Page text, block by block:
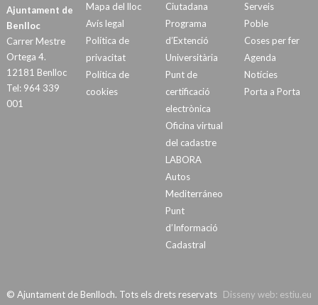
Ajuntament de
Benlloc
Carrer Mestre
Ortega 4.
12181 Benlloc
Tel: 964 339
001
Mapa del lloc
Avís legal
Política de
privacitat
Política de
cookies
Ciutadana
Programa
d’Extenció
Universitària
Punt de
certificació
electrònica
Oficina virtual
del cadastre
LABORA
Autos
Mediterráneo
Punt
d’Informació
Cadastral
Serveis
Poble
Coses per fer
Agenda
Notícies
Porta a Porta
Disseny web: estiu.eu
© Ajuntament de Benlloch. Tots els drets reservats